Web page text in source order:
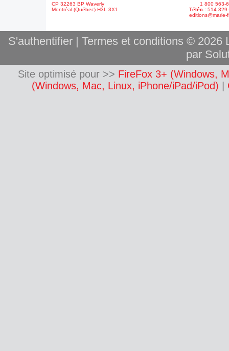
CP 32263 BP Waverly
Montréal (Québec) H3L 3X1
1 800 563-
Téléc.: 514
editions@marie-
S'authentifier| Termes et conditions © 2026
par
Site optimisé pour >> FireFox 3+ (Windows,
(Windows, Mac, Linux, iPhone/iPad/iPod)